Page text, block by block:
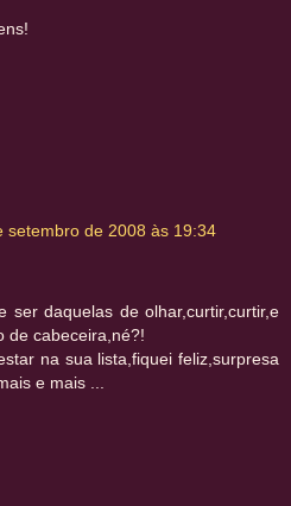
setembro de 2008 às 19:34
ser daquelas de olhar,curtir,curtir,e
de cabeceira,né?!
na sua lista,fiquei feliz,surpresa
e mais ...